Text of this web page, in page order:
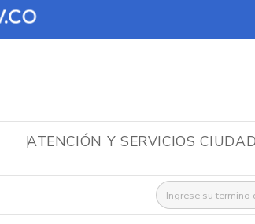
ATENCIÓN Y SERVICIOS
Buscar: